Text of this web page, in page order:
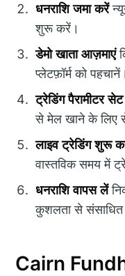
धनराशि जमा करें
शुरू करें।
डेमो खाता आज़माएं
प्लेटफ़ॉर्म को पहचानें।
ट्रेडिंग पैरामीटर
से मेल खाने के लिए
लाइव ट्रेडिंग शुरू
वास्तविक समय में
धनराशि वापस लें
कुशलता से संसाधित
Cairn